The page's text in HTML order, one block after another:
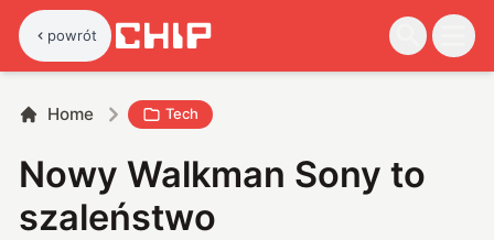
powrót
Home Tech
Nowy Walkman Sony to
szaleństwo